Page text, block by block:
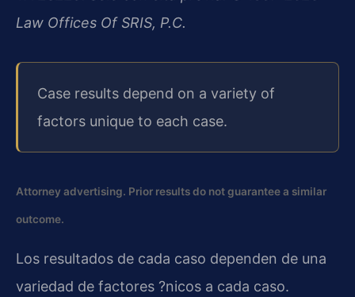
Law Offices Of SRIS, P.C.
Case results depend on a variety of
factors unique to each case.
Attorney advertising. Prior results do not guarantee a similar
outcome.
Los resultados de cada caso dependen de una
variedad de factores ?nicos a cada caso.